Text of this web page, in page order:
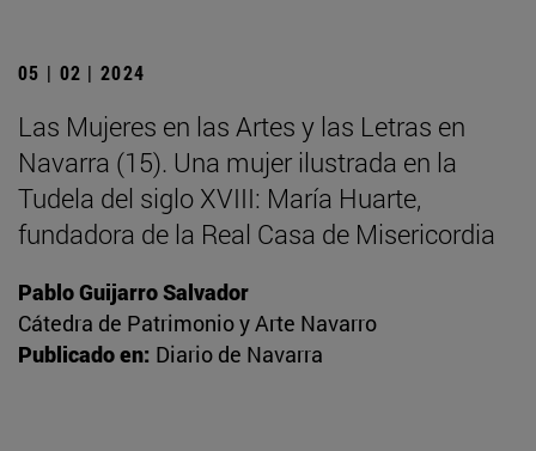
05 | 02 | 2024
Las Mujeres en las Artes y las Letras en
Navarra (15). Una mujer ilustrada en la
Tudela del siglo XVIII: María Huarte,
fundadora de la Real Casa de Misericordia
Pablo Guijarro Salvador
Cátedra de Patrimonio y Arte Navarro
Publicado en: Diario de Navarra